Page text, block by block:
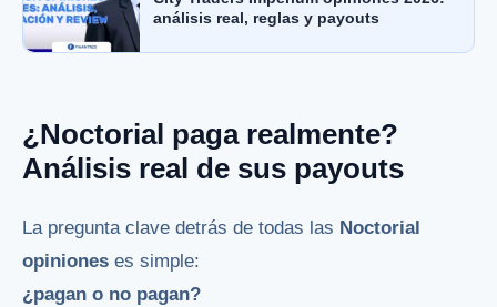
análisis real, reglas y payouts
¿Noctorial paga realmente?
Análisis real de sus payouts
La pregunta clave detrás de todas las Noctorial
opiniones es simple:
¿pagan o no pagan?